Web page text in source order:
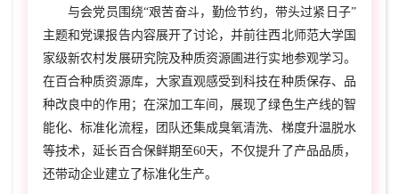
与会党员围绕“艰苦奋斗，勤俭节约，带头过紧日子”
主题和党课报告内容展开了讨论，并前往西北师范大学国
家级新农村发展研究院及种质资源圃进行实地参观学习。
在百合种质资源库，大家直观感受到科技在种质保存、品
种改良中的作用；在深加工车间，展现了绿色生产线的智
能化、标准化流程，团队还集成臭氧清洗、梯度升温脱水
等技术，延长百合保鲜期至60天，不仅提升了产品品质，
还带动企业建立了标准化生产。